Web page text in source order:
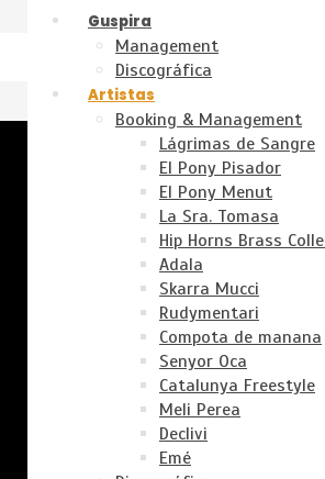
Guspira
Management
Discográfica
Artistas
Booking & Management
Lágrimas de Sangre
El Pony Pisador
El Pony Menut
La Sra. Tomasa
Hip Horns Brass
Adala
Skarra Mucci
Rudymentari
Compota de manana
Senyor Oca
Catalunya Freestyle
Meli Perea
Declivi
Emé